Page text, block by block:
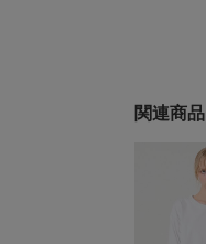
関連商品